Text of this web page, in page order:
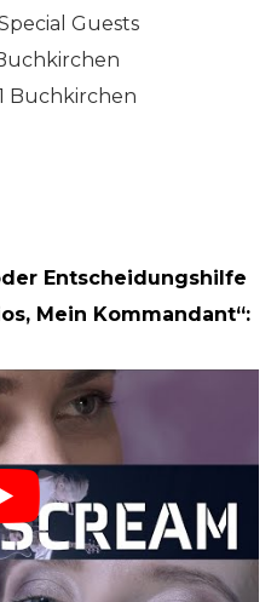
Guests
Buchkirchen
Entscheidungshilfe
Mein Kommandant“: